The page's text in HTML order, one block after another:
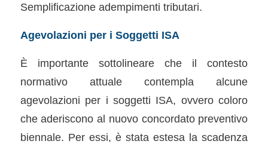
Semplificazione adempimenti tributari.
Agevolazioni per i Soggetti ISA
È importante sottolineare che il contesto
normativo attuale contempla alcune
agevolazioni per i soggetti ISA, ovvero coloro
che aderiscono al nuovo concordato preventivo
biennale. Per essi, è stata estesa la scadenza